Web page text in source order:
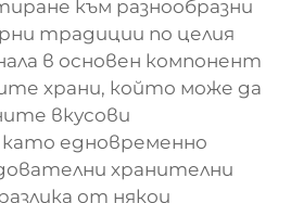
към разнообразни
традиции по целия
в основен компонент
храни, който може да
вкусови
едновременно
хранителни
от някои